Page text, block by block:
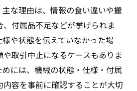
な理由は、情報の食い違いや搬
付属品不足などが挙げられま
や状態を伝えていなかった場
取引中止になるケースもありま
には、機械の状態・仕様・付属
容を事前に確認することが大切